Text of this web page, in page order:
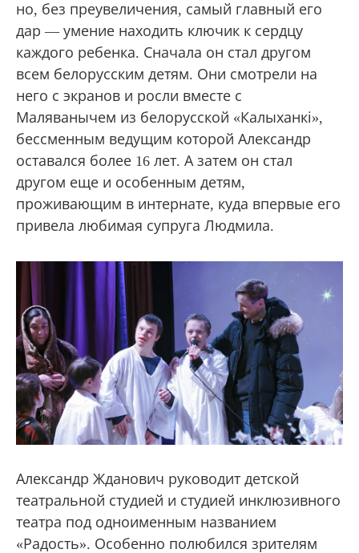
но, без преувеличения, самый главный его
дар — умение находить ключик к сердцу
каждого ребенка. Сначала он стал другом
всем белорусским детям. Они смотрели на
него с экранов и росли вместе с
Маляванычем из белорусской «Калыханкі»,
бессменным ведущим которой Александр
оставался более 16 лет. А затем он стал
другом еще и особенным детям,
проживающим в интернате, куда впервые его
привела любимая супруга Людмила.
Александр Жданович руководит детской
театральной студией и студией инклюзивного
театра под одноименным названием
«Радость». Особенно полюбился зрителям